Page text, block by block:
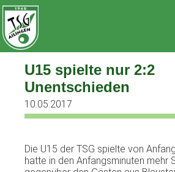
Zum
Inhalt
springen
U15 spielte nur 2:2
Unentschieden
10.05.2017
Die U15 der TSG spielte von
hatte in den Anfangsminuten mehr